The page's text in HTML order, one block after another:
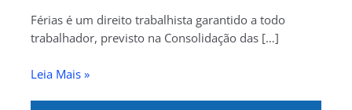
Férias é um direito trabalhista garantido a todo
trabalhador, previsto na Consolidação das […]
Leia Mais »